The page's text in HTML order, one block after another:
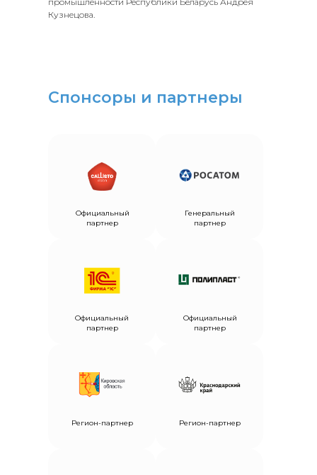
Кузнецова.
Спонсоры и партнеры
Официальный
партнер
Генеральный
партнер
Официальный
партнер
Официальный
партнер
Регион-партнер Регион-партнер